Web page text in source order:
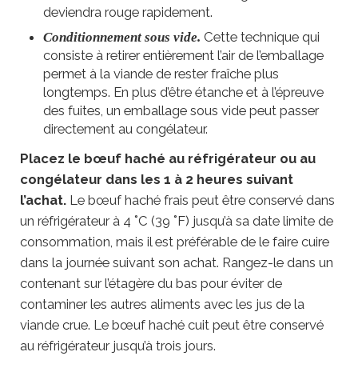
deviendra rouge rapidement.
Conditionnement sous vide. Cette technique qui
consiste à retirer entièrement l’air de l’emballage
permet à la viande de rester fraîche plus
longtemps. En plus d’être étanche et à l’épreuve
des fuites, un emballage sous vide peut passer
directement au congélateur.
Placez le bœuf haché au réfrigérateur ou au
congélateur dans les 1 à 2 heures suivant
l’achat.Le bœuf haché frais peut être conservé dans
un réfrigérateur à 4 ˚C (39 ˚F) jusqu’à sa date limite de
consommation, mais il est préférable de le faire cuire
dans la journée suivant son achat. Rangez-le dans un
contenant sur l’étagère du bas pour éviter de
contaminer les autres aliments avec les jus de la
viande crue. Le bœuf haché cuit peut être conservé
au réfrigérateur jusqu’à trois jours.